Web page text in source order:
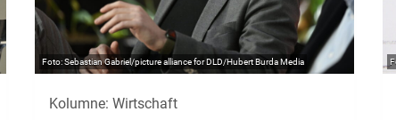
Sebastian Gabriel/picture alliance for DLD/Hubert Burda Media
Kolumne: Wirtschaft